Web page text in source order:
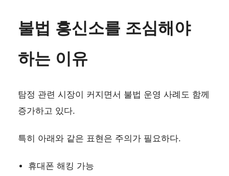
불법 흥신소를 조심해야
하는 이유
탐정 관련 시장이 커지면서 불법 운영 사례도 함께
증가하고 있다.
특히 아래와 같은 표현은 주의가 필요하다.
휴대폰 해킹 가능